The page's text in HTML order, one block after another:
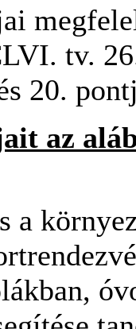
tv.
20.
az
a